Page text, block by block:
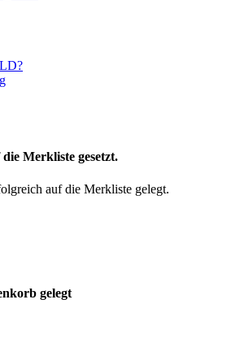
Merkliste gesetzt.
auf die Merkliste gelegt.
gelegt